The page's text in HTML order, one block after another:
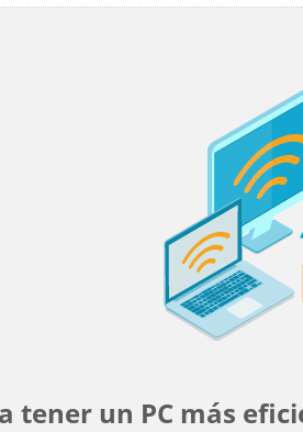
tener un PC más